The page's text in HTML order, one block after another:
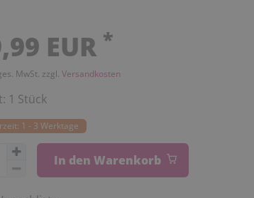
EUR *
MwSt. zzgl. Versandkosten
1 Stück
1 - 3 Werktage
In den Warenkorb